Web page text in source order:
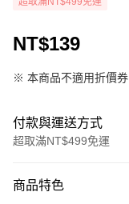
NT$139
※ 本商品不適用折價券
付款與運送方式
超取滿NT$499免運
icash Pay
商品特色